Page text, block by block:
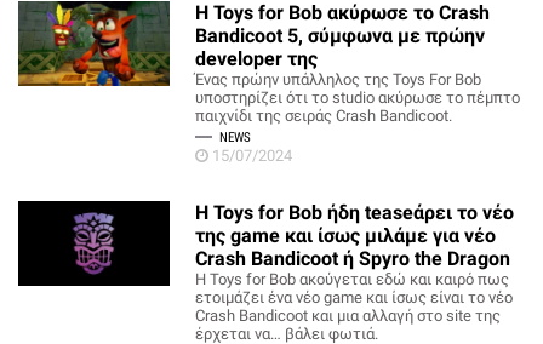
Η Toys for Bob ακύρωσε το Crash
Bandicoot 5, σύμφωνα με πρώην
developer της
Ένας πρώην υπάλληλος της Toys For Bob
υποστηρίζει ότι το studio ακύρωσε το πέμπτο
παιχνίδι της σειράς Crash Bandicoot.
NEWS
15/07/2024
Η Toys for Bob ήδη teaseάρει το νέο
της game και ίσως μιλάμε για νέο
Crash Bandicoot ή Spyro the Dragon
Η Toys for Bob ακούγεται εδώ και καιρό πως
ετοιμάζει ένα νέο game και ίσως είναι το νέο
Crash Bandicoot και μια αλλαγή στο site της
έρχεται να… βάλει φωτιά.